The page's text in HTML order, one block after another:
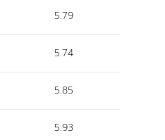
5.79
5.74
5.85
5.93